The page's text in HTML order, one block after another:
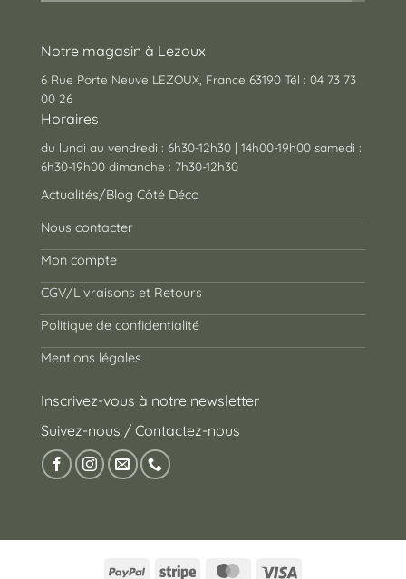
Notre magasin à Lezoux
6 Rue Porte Neuve LEZOUX, France 63190 Tél : 04 73 73
00 26
Horaires
du lundi au vendredi : 6h30-12h30 | 14h00-19h00 samedi :
6h30-19h00 dimanche : 7h30-12h30
Actualités/Blog Côté Déco
Nous contacter
Mon compte
CGV/Livraisons et Retours
Politique de confidentialité
Mentions légales
Inscrivez-vous à notre newsletter
Suivez-nous / Contactez-nous
PayPal Stripe MasterCard